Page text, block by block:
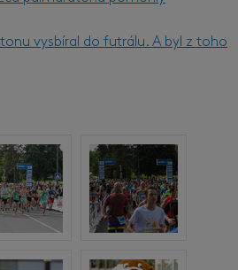
vysbíral do futrálu. A byl z toho